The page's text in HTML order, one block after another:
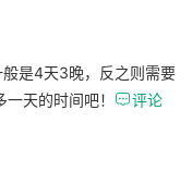
是4天3晚，反之则需要
天的时间吧！ 评论